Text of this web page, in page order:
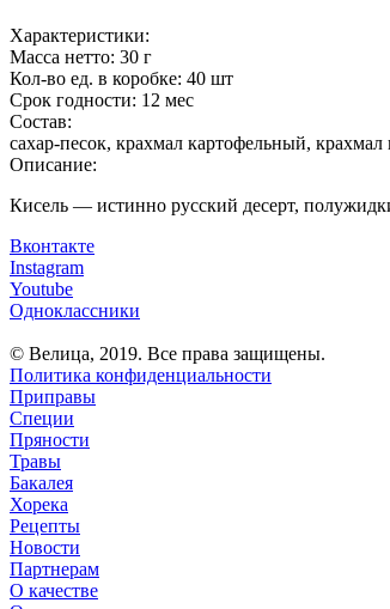
Характеристики:
Масса нетто: 30 г
Кол-во ед. в коробке: 40 шт
Срок годности: 12 мес
Состав:
сахар-песок, крахмал картофельный,
Описание:
Кисель — истинно русский десерт,
Вконтакте
Instagram
Youtube
Одноклассники
© Велица, 2019. Все права защищены.
Политика конфиденциальности
Приправы
Специи
Пряности
Травы
Бакалея
Хорека
Рецепты
Новости
Партнерам
О качестве